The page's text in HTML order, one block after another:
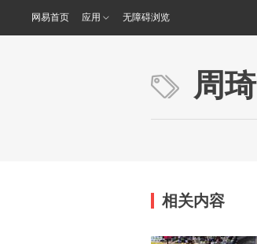
网易首页 应用 无障碍浏览
周琦
相关内容